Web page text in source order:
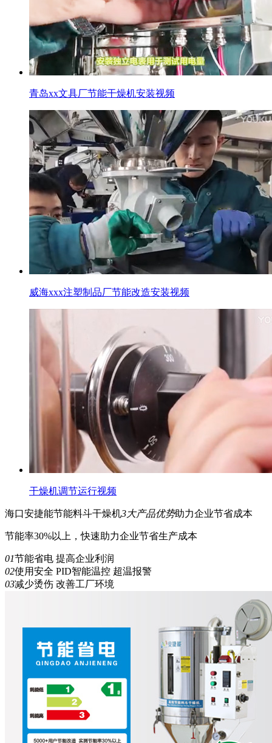
青岛xx文具厂节能干燥机安装视频
威海xxx注塑制品厂节能改造安装视频
干燥机调节运行视频
海口安捷能节能料斗干燥机3大产品优势助力企业节省成本
节能率30%以上，快速助力企业节省生产成本
01节能省电 提高企业利润
02使用安全 PID智能温控 超温报警
03减少烫伤 改善工厂环境